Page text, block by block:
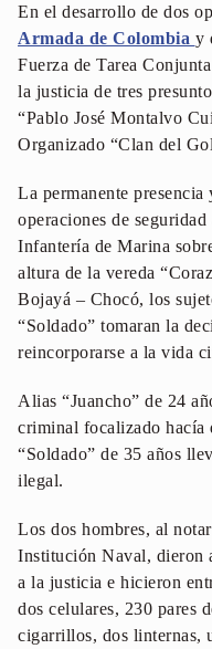
En el desarrollo de dos
Armada de Colombia y
Fuerza de Tarea
la justicia de tres
“Pablo José Montalvo
Organizado “Clan del
La permanente
operaciones de
Infantería de Marina
altura de la vereda
Bojayá – Chocó, los
“Soldado” tomaran la
reincorporarse a la vida
Alias “Juancho” de 24
criminal focalizado hacía
“Soldado” de 35 años
ilegal.
Los dos hombres, al
Institución Naval, dieron
a la justicia e hicieron
dos celulares, 230 pares
cigarrillos, dos linternas,